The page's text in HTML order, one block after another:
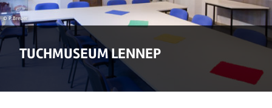
© P.Breuer
TUCHMUSEUM LENNEP